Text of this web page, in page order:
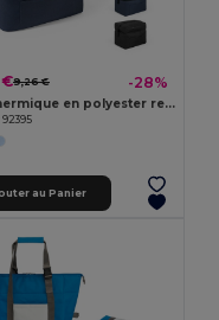
€9,26 € -28%
Sac thermique en polyester recyclé 600D, avec sangle réglable
au Panier